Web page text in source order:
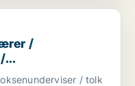
/ tolk /
/
/ tolk